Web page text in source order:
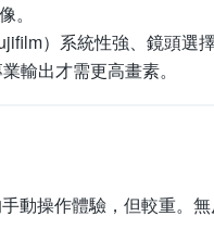
。
）系統性強、鏡頭選擇
輸出才需更高畫素。
動操作體驗，但較重。